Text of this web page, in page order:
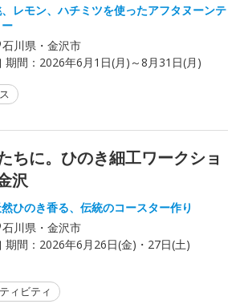
レモン、ハチミツを使ったアフタヌーンテ
石川県・金沢市
期間： 2026年6月1日(月)～8月31日(月)
ちに。ひのき細工ワークショ
沢
ひのき香る、伝統のコースター作り
石川県・金沢市
期間： 2026年6月26日(金)・27日(土)
ィビティ